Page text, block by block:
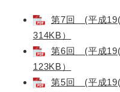
第7回 (平成
314KB）
第6回 (平成
123KB）
第5回 (平成